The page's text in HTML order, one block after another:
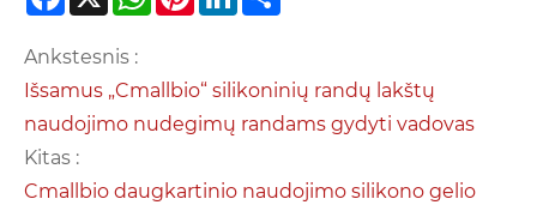
Ankstesnis :
Išsamus „Cmallbio“ silikoninių randų lakštų
naudojimo nudegimų randams gydyti vadovas
Kitas :
Cmallbio daugkartinio naudojimo silikono gelio